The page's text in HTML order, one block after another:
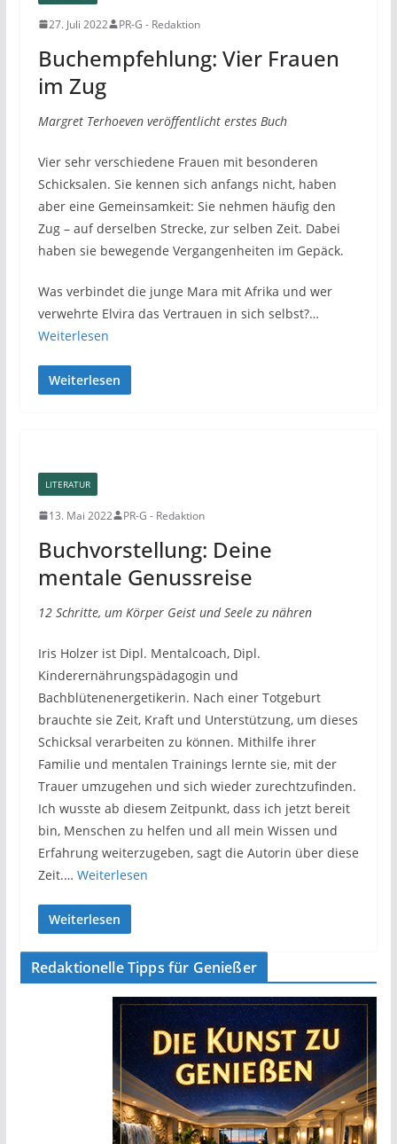
27. Juli 2022 PR-G - Redaktion
Buchempfehlung: Vier Frauen
im Zug
Margret Terhoeven veröffentlicht erstes Buch
Vier sehr verschiedene Frauen mit besonderen
Schicksalen. Sie kennen sich anfangs nicht, haben
aber eine Gemeinsamkeit: Sie nehmen häufig den
Zug – auf derselben Strecke, zur selben Zeit. Dabei
haben sie bewegende Vergangenheiten im Gepäck.
Was verbindet die junge Mara mit Afrika und wer
verwehrte Elvira das Vertrauen in sich selbst?…
Weiterlesen
Weiterlesen
LITERATUR
13. Mai 2022 PR-G - Redaktion
Buchvorstellung: Deine
mentale Genussreise
12 Schritte, um Körper Geist und Seele zu nähren
Iris Holzer ist Dipl. Mentalcoach, Dipl.
Kinderernährungspädagogin und
Bachblütenenergetikerin. Nach einer Totgeburt
brauchte sie Zeit, Kraft und Unterstützung, um dieses
Schicksal verarbeiten zu können. Mithilfe ihrer
Familie und mentalen Trainings lernte sie, mit der
Trauer umzugehen und sich wieder zurechtzufinden.
Ich wusste ab diesem Zeitpunkt, dass ich jetzt bereit
bin, Menschen zu helfen und all mein Wissen und
Erfahrung weiterzugeben, sagt die Autorin über diese
Zeit.… Weiterlesen
Weiterlesen
Redaktionelle Tipps für Genießer